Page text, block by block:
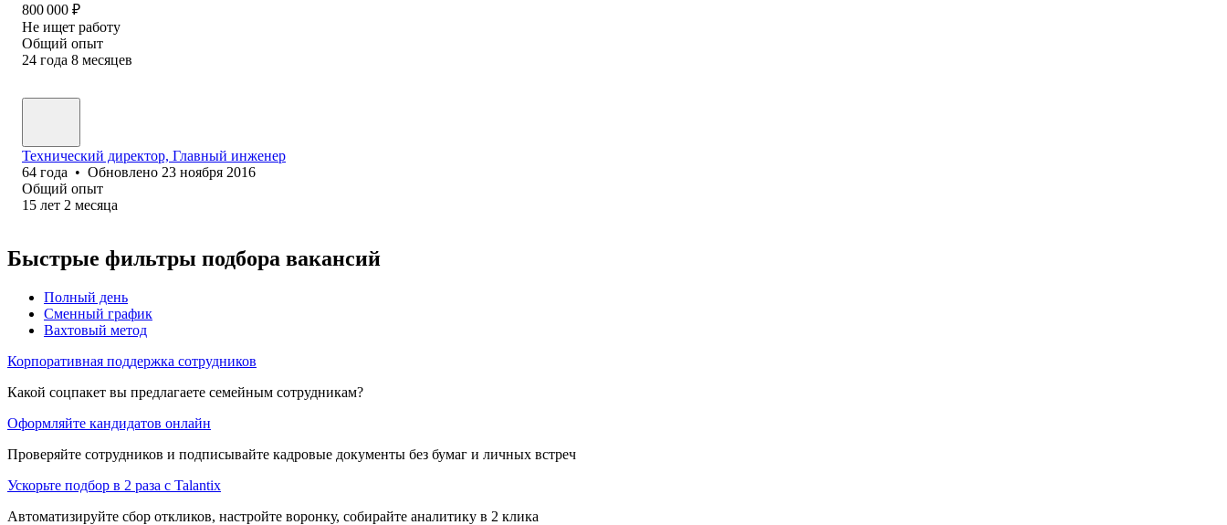
800 000 ₽
Не ищет работу
Общий опыт
24 года 8 месяцев
Технический директор, Главный инженер
64 года • Обновлено 23 ноября 2016
Общий опыт
15 лет 2 месяца
Быстрые фильтры подбора вакансий
Полный день
Сменный график
Вахтовый метод
Корпоративная поддержка сотрудников
Какой соцпакет вы предлагаете семейным сотрудникам?
Оформляйте кандидатов онлайн
Проверяйте сотрудников и подписывайте кадровые документы без бумаг и личных встреч
Ускорьте подбор в 2 раза с Talantix
Автоматизируйте сбор откликов, настройте воронку, собирайте аналитику в 2 клика